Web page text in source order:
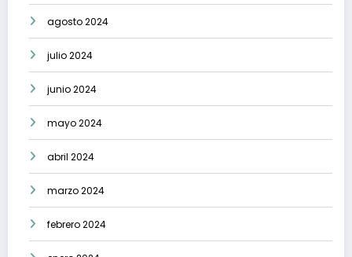
agosto 2024
julio 2024
junio 2024
mayo 2024
abril 2024
marzo 2024
febrero 2024